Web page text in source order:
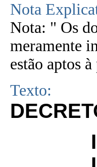
Nota
Nota: " Os
meramente
estão aptos
Texto: